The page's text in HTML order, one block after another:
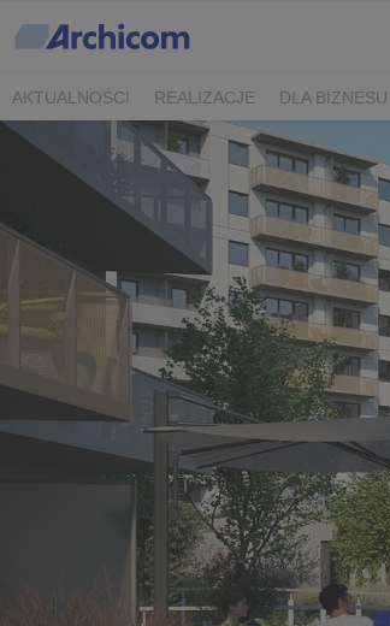
AKTUALNOŚCI REALIZACJE DLA BIZNESU